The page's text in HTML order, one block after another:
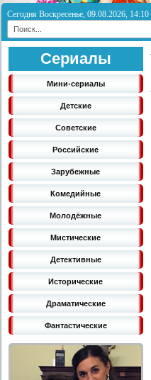
Сегодня Воскресенье, 09.08.2026, 14:10
Сериалы
Мини-сериалы
Детские
Советские
Российские
Зарубежные
Комедийные
Молодёжные
Мистические
Детективные
Исторические
Драматические
Фантастические